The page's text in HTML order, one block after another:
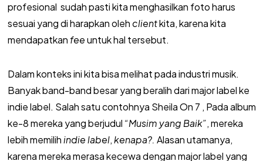
profesional sudah pasti kita menghasilkan foto harus
sesuai yang di harapkan oleh clientkita, karena kita
mendapatkan feeuntuk hal tersebut.
Dalam konteks ini kita bisa melihat pada industri musik.
Banyak band-band besar yang beralih dari major label ke
indie label. Salah satu contohnya Sheila On 7 , Pada album
ke-8 mereka yang berjudul “Musim yang Baik”, mereka
lebih memilihindie label,kenapa?. Alasan utamanya,
karena mereka merasa kecewa dengan major label yang